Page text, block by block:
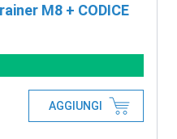
M8 + CODICE
AGGIUNGI